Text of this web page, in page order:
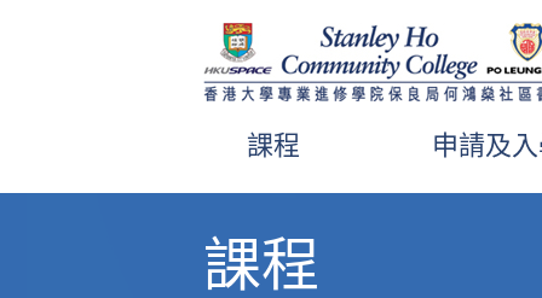
課程 申請及
課程